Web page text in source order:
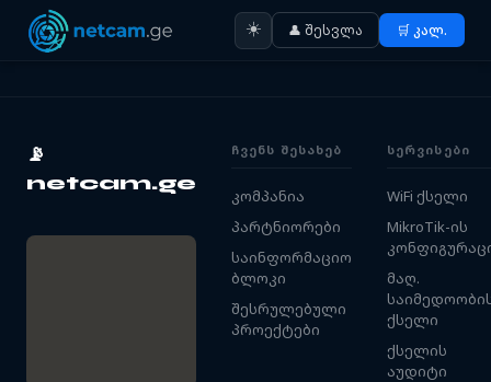
☀️ 👤 შესვლა 🛒 კალ.
📡
netcam.ge
ᲩᲕᲔᲜᲡ ᲨᲔᲡᲐᲮᲔᲑ
კომპანია
პარტნიორები
საინფორმაციო
ბლოკი
შესრულებული
პროექტები
ᲡᲔᲠᲕᲘᲡᲔᲑᲘ
WiFi ქსელი
MikroTik-ის
მაღ.
ქსელი
ქსელის
აუდიტი